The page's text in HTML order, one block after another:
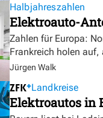
Halbjahreszahlen
Elektroauto-
Zahlen für Europa:
Frankreich holen auf,
Jürgen Walk
Landkreise
Elektroautos in